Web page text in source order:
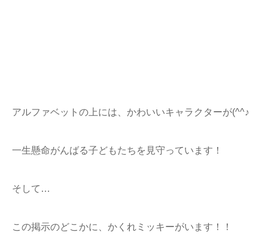
アルファベットの上には、かわいいキャラクターが(^^♪
一生懸命がんばる子どもたちを見守っています！
そして…
この掲示のどこかに、かくれミッキーがいます！！